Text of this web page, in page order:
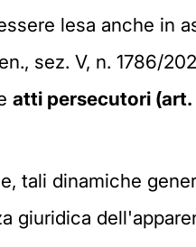
lesa anche in
sez. V, n. 1786/
atti persecutori (art.
tali dinamiche
giuridica